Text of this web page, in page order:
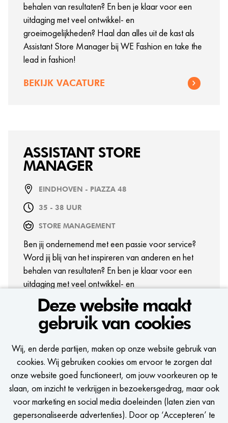
Deze website maakt
gebruik van cookies
Wij, en derde partijen, maken op onze website gebruik van
cookies. Wij gebruiken cookies om ervoor te zorgen dat
onze website goed functioneert, om jouw voorkeuren op te
slaan, om inzicht te verkrijgen in bezoekersgedrag, maar ook
voor marketing en social media doeleinden (laten zien van
gepersonaliseerde advertenties). Door op ‘Accepteren’ te
behalen van resultaten? En ben je klaar voor een
uitdaging met veel ontwikkel- en
groeimogelijkheden? Haal dan alles uit de kast als
Assistant Store Manager bij WE Fashion en take the
lead in fashion!
BEKIJK VACATURE
ASSISTANT STORE
MANAGER
EINDHOVEN - PIAZZA 48
35 - 38 UUR
STORE MANAGEMENT
Ben jij ondernemend met een passie voor service?
Word jij blij van het inspireren van anderen en het
behalen van resultaten? En ben je klaar voor een
uitdaging met veel ontwikkel- en
groeimogelijkheden? Haal dan alles uit de kast als
Assistant Store Manager bij WE Fashion en take the
lead in fashion!
BEKIJK VACATURE
BEKIJK MEER VACATURES